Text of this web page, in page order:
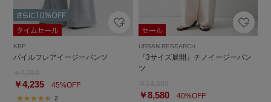
KBF
パイルフレアイージーパンツ
￥4,235 45%OFF
2
URBAN RESEARCH
『3サイズ展開』チノイージーパン
ツ
￥8,58040%OFF